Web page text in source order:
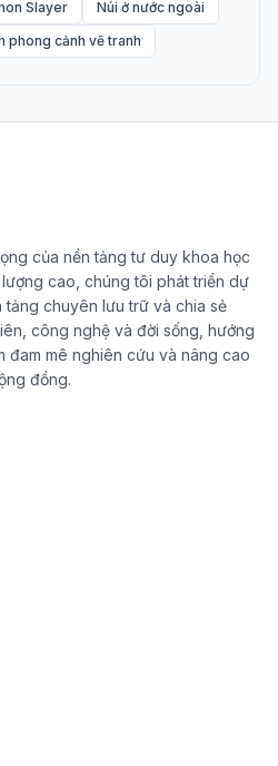
Slayer
Núi ở nước ngoài
phong cảnh vẽ tranh
của nền tảng tư duy khoa học
cao, chúng tôi phát triển dự
chuyên lưu trữ và chia sẻ
công nghệ và đời sống, hướng
đam mê nghiên cứu và nâng cao
đồng.